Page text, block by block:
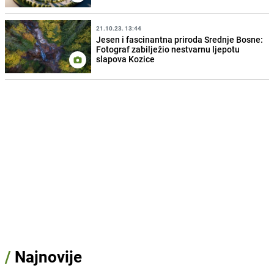
21.10.23. 13:44
Jesen i fascinantna priroda Srednje Bosne:
Fotograf zabilježio nestvarnu ljepotu
slapova Kozice
/ Najnovije